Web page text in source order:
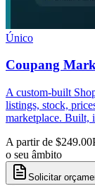
Único
Coupang
A custom-built
listings, stock,
marketplace. Built,
A partir de $249.00
o seu âmbito
Solicitar